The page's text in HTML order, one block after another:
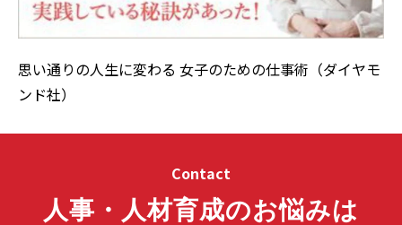
思い通りの人生に変わる 女子のための仕事術（ダイヤモ
ンド社）
Contact
人事・人材育成のお悩みは